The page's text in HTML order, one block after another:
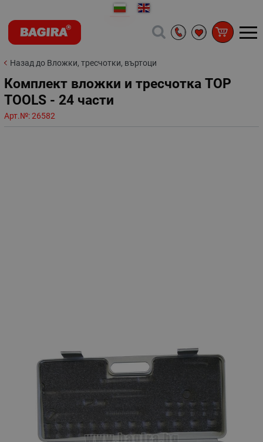
Назад до Вложки, тресчотки, въртоци
Комплект вложки и тресчотка TOP
TOOLS - 24 части
Арт.№:26582